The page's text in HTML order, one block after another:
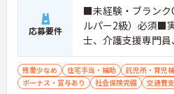
応募要件
■未経験・ブラン
ルパー2級）必須■
士、介護支援専門
者歓迎 ■有料老人
ム、サ高住、訪問
リハビリスタッフ
残業少なめ 住宅手当・補助 託児所・育児
ボーナス・賞与あり
社会保険完備 交通費